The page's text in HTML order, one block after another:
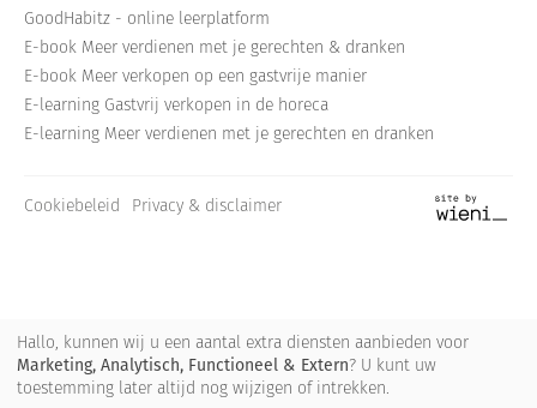
GoodHabitz - online leerplatform
E-book Meer verdienen met je gerechten & dranken
E-book Meer verkopen op een gastvrije manier
E-learning Gastvrij verkopen in de horeca
E-learning Meer verdienen met je gerechten en dranken
Cookiebeleid Privacy & disclaimer
Site
by
Hallo, kunnen wij u een aantal extra diensten aanbieden voor
Marketing, Analytisch, Functioneel & Extern? U kunt uw
toestemming later altijd nog wijzigen of intrekken.